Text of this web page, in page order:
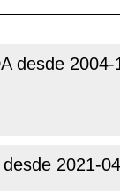
desde 2004-
2021-